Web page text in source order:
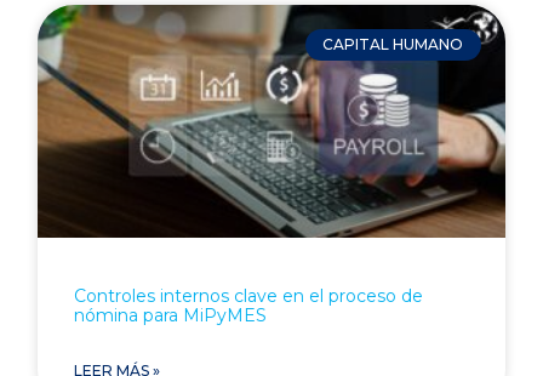
CAPITAL HUMANO
Controles internos clave en el proceso de
nómina para MiPyMES
LEER MÁS »